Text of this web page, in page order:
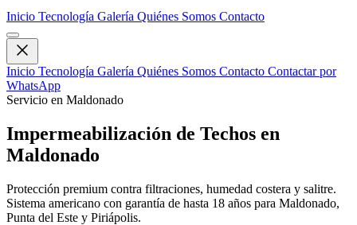
Inicio Tecnología Galería Quiénes Somos Contacto
Inicio Tecnología Galería Quiénes Somos Contacto Contactar por
WhatsApp
Servicio en Maldonado
Impermeabilización de Techos en
Maldonado
Protección premium contra filtraciones, humedad costera y salitre.
Sistema americano con garantía de hasta 18 años para Maldonado,
Punta del Este y Piriápolis.